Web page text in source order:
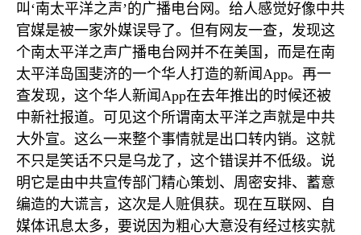
叫‘南太平洋之声’的广播电台网。给人感觉好像中共
官媒是被一家外媒误导了。但有网友一查，发现这
个南太平洋之声广播电台网并不在美国，而是在南
太平洋岛国斐济的一个华人打造的新闻 App。再一
查发现，这个华人新闻 App在去年推出的时候还被
中新社报道。可见这个所谓南太平洋之声就是中共
大外宣。这么一来整个事情就是出口转内销。这就
不只是笑话不只是乌龙了，这个错误并不低级。说
明它是由中共宣传部门精心策划、周密安排、蓄意
编造的大谎言，这次是人赃俱获。现在互联网、自
媒体讯息太多，要说因为粗心大意没有经过核实就